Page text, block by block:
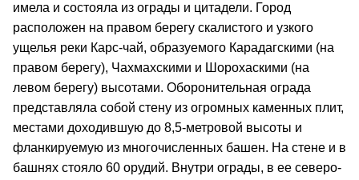
имела и состояла из ограды и цитадели. Город
расположен на правом берегу скалистого и узкого
ущелья реки Карс-чай, образуемого Карадагскими (на
правом берегу), Чахмахскими и Шорохаскими (на
левом берегу) высотами. Оборонительная ограда
представляла собой стену из огромных каменных плит,
местами доходившую до 8,5-метровой высоты и
фланкируемую из многочисленных башен. На стене и в
башнях стояло 60 орудий. Внутри ограды, в ее северо-